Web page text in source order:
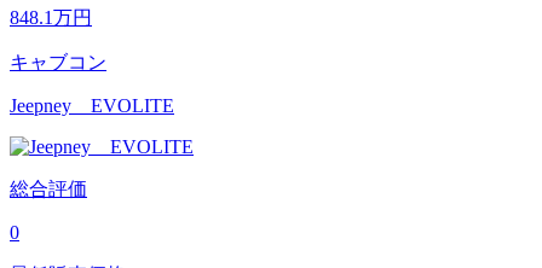
848.1万円
キャブコン
Jeepney EVOLITE
総合評価
0